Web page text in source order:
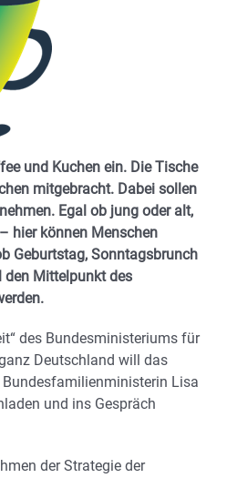
und Kuchen ein. Die Tische
mitgebracht. Dabei sollen
Egal ob jung oder alt,
hier können Menschen
Geburtstag, Sonntagsbrunch
den Mittelpunkt des
des Bundesministeriums für
Deutschland will das
Lisa
und ins Gespräch
der Strategie der